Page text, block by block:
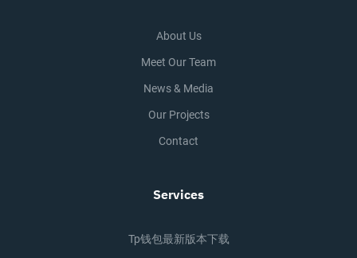
About Us
Meet Our Team
News & Media
Our Projects
Contact
Services
Tp钱包最新版本下载